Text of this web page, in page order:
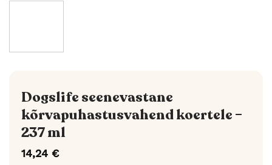
Dogslife seenevastane
kõrvapuhastusvahend koertele –
237 ml
14,24 €